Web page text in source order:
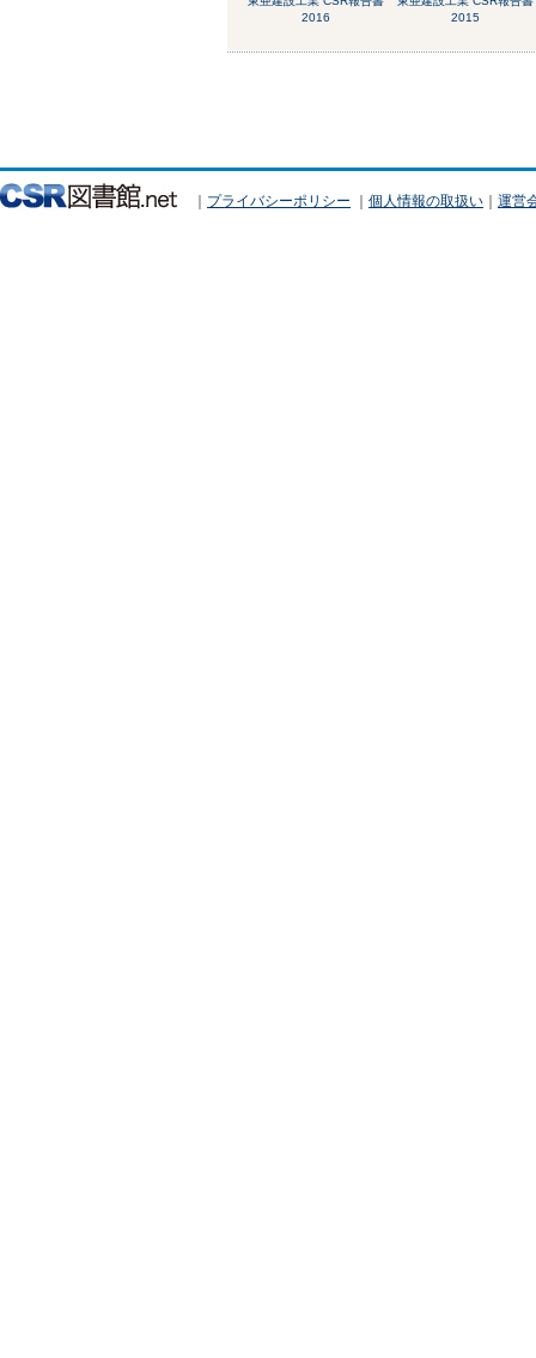
2016
2015
｜ プライバシーポリシー ｜ 個人情報の取扱い ｜ 運営